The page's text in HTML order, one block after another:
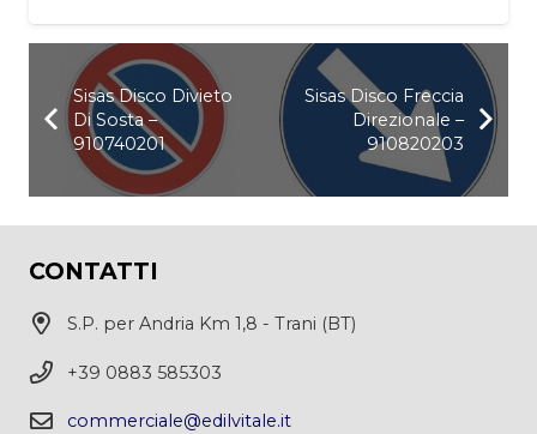
Sisas Disco Divieto
Di Sosta –
910740201
Sisas Disco Freccia
Direzionale –
910820203
CONTATTI
S.P. per Andria Km 1,8 - Trani (BT)
+39 0883 585303
commerciale@edilvitale.it